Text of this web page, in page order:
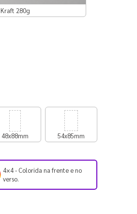
Kraft 280g
48x88mm 54x85mm
4×4 - Colorida na frente e no
verso.